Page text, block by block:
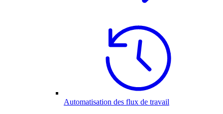
Automatisation des flux de travail